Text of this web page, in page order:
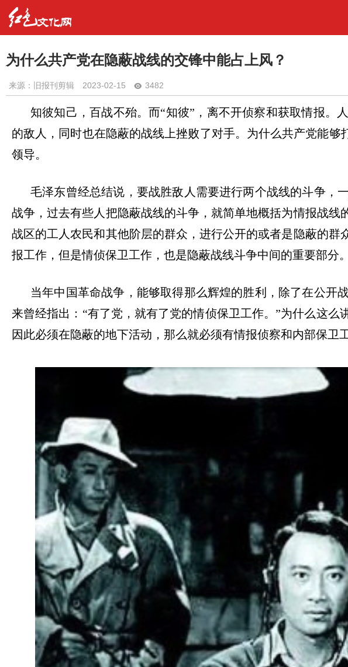
为什么共产党在隐蔽战线的交锋中能占上风？
来源：旧报刊剪辑 2023-02-15 3482
知彼知己，百战不殆。而“知彼” ，离不开侦察和获取情报。
的敌人，同时也在隐蔽的战线上挫败了对手。为什么共产党能够
领导。
毛泽东曾经总结说，要战胜敌人需要进行两个战线的斗争，
战争，过去有些人把隐蔽战线的斗争，就简单地概括为情报战
战区的工人农民和其他阶层的群众，进行公开的或者是隐蔽的
报工作，但是情侦保卫工作，也是隐蔽战线斗争中间的重要部分。
当年中国革命战争，能够取得那么辉煌的胜利，除了在公开
来曾经指出： “有了党，就有了党的情侦保卫工作。”为什么这么
因此必须在隐蔽的地下活动，那么就必须有情报侦察和内部保卫工